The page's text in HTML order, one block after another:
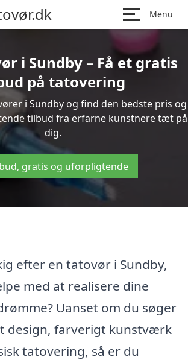
Menu
i Sundby – Få et gratis
på tatovering
i Sundby og find den bedste pris og
tilbud fra erfarne kunstnere tæt på
dig.
gratis og uforpligtende
efter en tatovør i Sundby,
med at realisere dine
Uanset om du søger
design, farverigt kunstværk
tatovering, så er du